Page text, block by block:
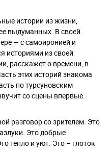
истории из жизни,
выдуманных. В своей
— с самоиронией и
историями из своей
расскажет о времени, в
этих историй знакома
по турсуновским
со сцены впервые.
разговор со зрителем. Это
Это добрые
тепло и уют. Это – глоток